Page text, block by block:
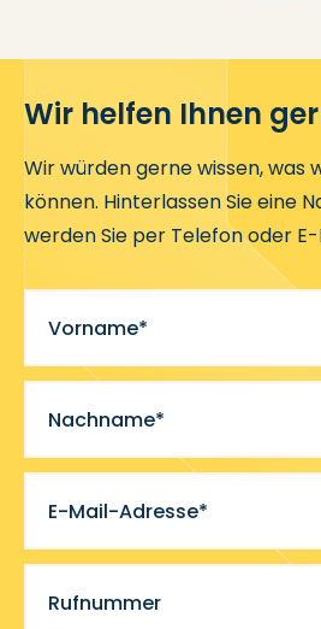
Wir helfen Ihnen
Wir würden gerne wissen, was
können. Hinterlassen Sie eine
werden Sie per Telefon oder
Vorname*
Nachname*
E-Mail-Adresse*
Rufnummer